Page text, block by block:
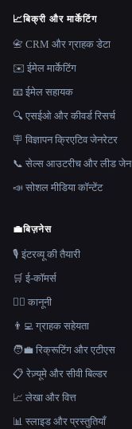
📈बिक्री और मार्केटिंग
📇 CRM और ग्राहक डेटा
✉️ ईमेल मार्केटिंग
📧 ईमेल सहायक
🔍 एसईओ और कीवर्ड रिसर्च
🪧 विज्ञापन क्रिएटिव जेनरेटर
📞 सेल्स आउटरीच और लीड जेन
📣 सोशल मीडिया कॉन्टेंट
💼बिज़नेस
🎙️ इंटरव्यू की तैयारी
🛒 ई-कॉमर्स
👩‍⚖️ कानूनी
👨‍💻 ग्राहक सहेयता
🧑‍💼 रिक्रूटिंग और एटीएस
📋 रेज़्यूमे और सीवी बिल्डर
📈 लेखा और वित्त
📊 स्लाइड और प्रस्तुतियाँ